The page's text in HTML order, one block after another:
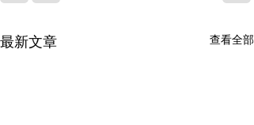
最新文章 查看全部